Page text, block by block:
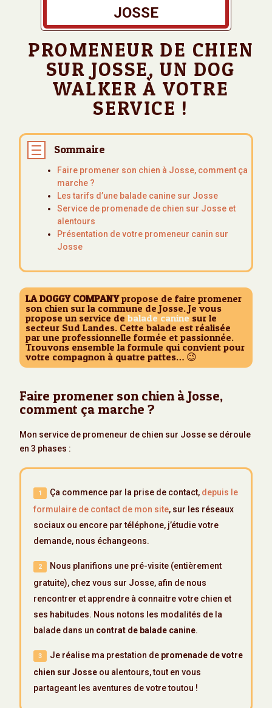
JOSSE
PROMENEUR DE CHIEN
SUR JOSSE, UN DOG
WALKER À VOTRE
SERVICE !
Sommaire
Faire promener son chien à Josse, comment ça
marche ?
Les tarifs d’une balade canine sur Josse
Service de promenade de chien sur Josse et
alentours
Présentation de votre promeneur canin sur
Josse
LA DOGGY COMPANYpropose de faire promener
son chien sur la commune de Josse. Je vous
propose un service debalade caninesur le
secteur Sud Landes. Cette balade est réalisée
par une professionnelle formée et passionnée.
Trouvons ensemble la formule qui convient pour
votre compagnon à quatre pattes… 😉
Faire promener son chien à Josse,
comment ça marche ?
Mon service de promeneur de chien sur Josse se déroule
en 3 phases :
Ça commence par la prise de contact, depuis le
formulaire de contact de mon site, sur les réseaux
sociaux ou encore par téléphone, j’étudie votre
demande, nous échangeons.
Nous planifions une pré-visite (entièrement
gratuite), chez vous sur Josse, afin de nous
rencontrer et apprendre à connaitre votre chien et
ses habitudes. Nous notons les modalités de la
balade dans un contrat de balade canine.
Je réalise ma prestation de promenade de votre
chien sur Josse ou alentours, tout en vous
partageant les aventures de votre toutou !